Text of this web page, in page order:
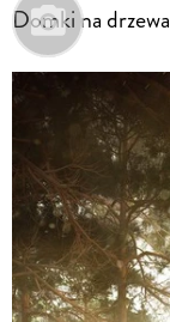
Domki na